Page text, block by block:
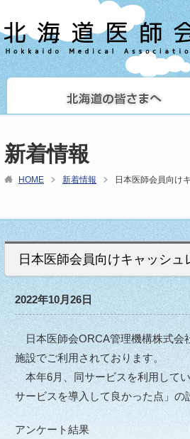
新着情報
HOME 新着情報 日本医師会員向け
日本医師会員向けキャッシ
2022年10月26日
日本医師会ORCA管理機構株式会
施設でご利用されております。
本年6月、同サービスを利用してい
サービスを導入して良かった点」の
アンケート結果